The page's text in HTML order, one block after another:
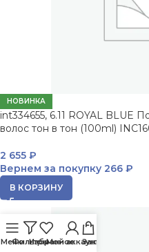
НОВИНКА
int334655, 6.11 ROYAL BLUE
волос тон в тон (100ml)
2 655 ₽
Вернем за покупку 266 ₽
В КОРЗИНУ
МенюФильтры
Избранное
Мой аккаунт
Заказ